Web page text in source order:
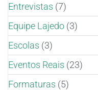
Entrevistas (7)
Equipe Lajedo (3)
Escolas (3)
Eventos Reais (23)
Formaturas (5)